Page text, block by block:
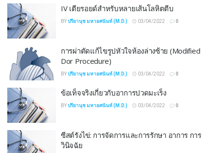
IV เตียรอยด์สำหรับหลายเส้นโลหิตตีบ
BYปรียานุช มหายศนันท์ (M.D.) 03/04/2022 0
การผ่าตัดแก้ไขรูปหัวใจห้องล่างซ้าย (Modified
Dor Procedure)
BYปรียานุช มหายศนันท์ (M.D.) 03/04/2022 0
ข้อเท็จจริงเกี่ยวกับอาการปวดมะเร็ง
BYปรียานุช มหายศนันท์ (M.D.) 03/04/2022 0
ซีสต์รังไข่: การจัดการและการรักษา อาการ การ
วินิจฉัย